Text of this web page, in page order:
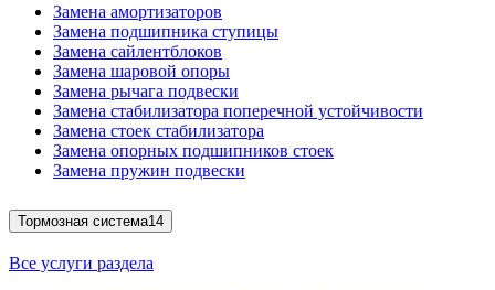
Замена амортизаторов
Замена подшипника ступицы
Замена сайлентблоков
Замена шаровой опоры
Замена рычага подвески
Замена стабилизатора поперечной устойчивости
Замена стоек стабилизатора
Замена опорных подшипников стоек
Замена пружин подвески
Тормозная система14
Все услуги раздела